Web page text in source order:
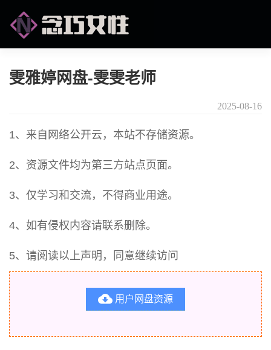
雯雅婷网盘-雯雯老师
2025-08-16
1、来自网络公开云，本站不存储资源。
2、资源文件均为第三方站点页面。
3、仅学习和交流，不得商业用途。
4、如有侵权内容请联系删除。
5、请阅读以上声明，同意继续访问
 用户网盘资源